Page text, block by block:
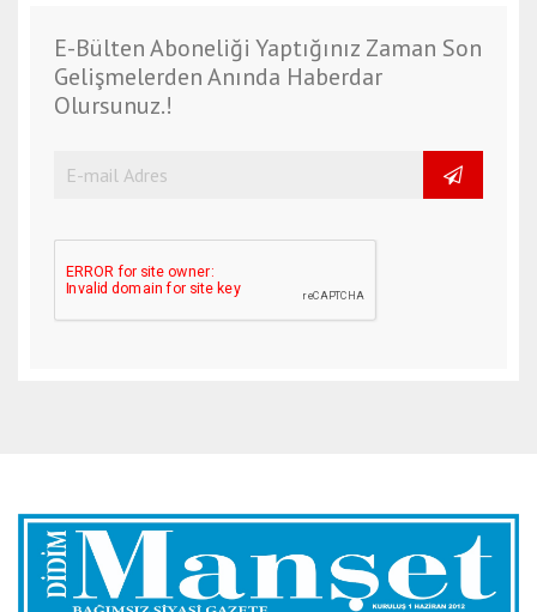
E-Bülten Aboneliği Yaptığınız Zaman Son
Gelişmelerden Anında Haberdar
Olursunuz.!